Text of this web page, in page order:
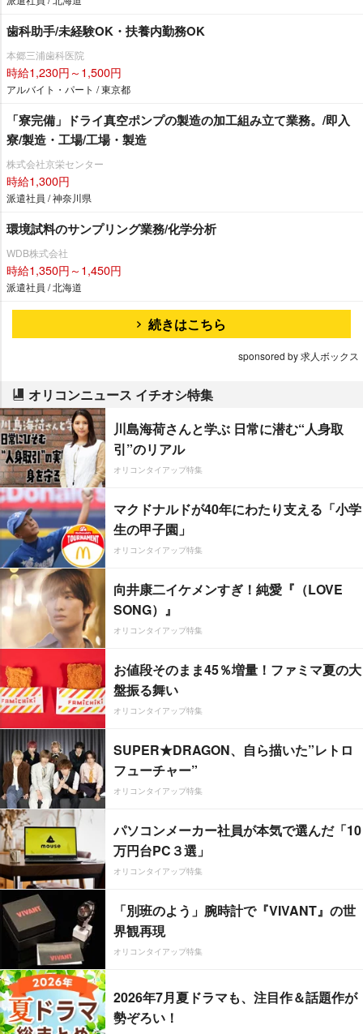
歯科助手/未経験OK・扶養内勤務OK
本郷三浦歯科医院
時給1,230円～1,500円
アルバイト・パート / 東京都
「寮完備」ドライ真空ポンプの製造の加工組み立て業務。/即入
寮/製造・工場/工場・製造
株式会社京栄センター
時給1,300円
派遣社員 / 神奈川県
環境試料のサンプリング業務/化学分析
WDB株式会社
時給1,350円～1,450円
派遣社員 / 北海道
続きはこちら
sponsored by 求人ボックス
オリコンニュース イチオシ特集
川島海荷さんと学ぶ 日常に潜む“人身取
引”のリアル
オリコンタイアップ特集
マクドナルドが40年にわたり支える「小学
生の甲子園」
オリコンタイアップ特集
向井康二イケメンすぎ！純愛『（LOVE
SONG）』
オリコンタイアップ特集
お値段そのまま45％増量！ファミマ夏の大
盤振る舞い
オリコンタイアップ特集
SUPER★DRAGON、自ら描いた”レトロ
フューチャー”
オリコンタイアップ特集
パソコンメーカー社員が本気で選んだ「10
万円台PC３選」
オリコンタイアップ特集
「別班のよう」腕時計で『VIVANT』の世
界観再現
オリコンタイアップ特集
2026年7月夏ドラマも、注目作＆話題作が
勢ぞろい！